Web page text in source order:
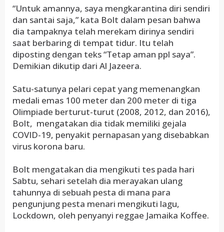
“Untuk amannya, saya mengkarantina diri sendiri
dan santai saja,” kata Bolt dalam pesan bahwa
dia tampaknya telah merekam dirinya sendiri
saat berbaring di tempat tidur. Itu telah
diposting dengan teks “Tetap aman ppl saya”.
Demikian dikutip dari Al Jazeera.
Satu-satunya pelari cepat yang memenangkan
medali emas 100 meter dan 200 meter di tiga
Olimpiade berturut-turut (2008, 2012, dan 2016),
Bolt, mengatakan dia tidak memiliki gejala
COVID-19, penyakit pernapasan yang disebabkan
virus korona baru.
Bolt mengatakan dia mengikuti tes pada hari
Sabtu, sehari setelah dia merayakan ulang
tahunnya di sebuah pesta di mana para
pengunjung pesta menari mengikuti lagu,
Lockdown, oleh penyanyi reggae Jamaika Koffee.